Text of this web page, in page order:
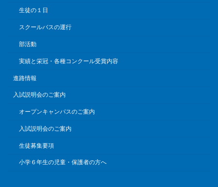
生徒の１日
スクールバスの運行
部活動
実績と栄冠・各種コンクール受賞内容
進路情報
入試説明会のご案内
オープンキャンパスのご案内
入試説明会のご案内
生徒募集要項
小学６年生の児童・保護者の方へ